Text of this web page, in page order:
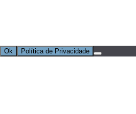
Ok Política de Privacidade